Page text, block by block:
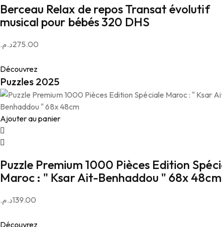
Berceau Relax de repos Transat évolutif
musical pour bébés 320 DHS
275.00د.م.
Découvrez
Puzzles 2025
Ajouter au panier
Puzzle Premium 1000 Pièces Edition
Maroc : " Ksar Ait-Benhaddou " 68x 48cm
139.00د.م.
Découvrez